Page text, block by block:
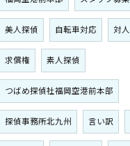
美人探偵 自転車対応 対
求償権 素人探偵
つばめ探偵社福岡空港前本部
探偵事務所北九州 言い訳